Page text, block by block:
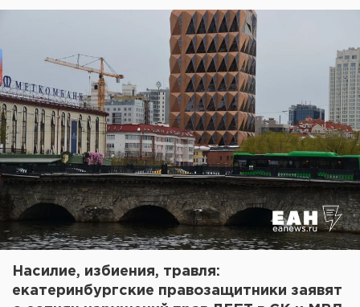
Насилие, избиения, травля:
екатеринбургские правозащитники заявят